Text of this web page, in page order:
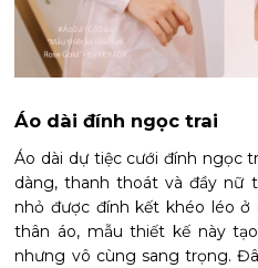
Áo dài đính ngọc trai
Áo dài dự tiệc cưới đính ngọc
dàng, thanh thoát và đầy nữ
nhỏ được đính kết khéo léo
thân áo, mẫu thiết kế này
nhưng vô cùng sang trọng.